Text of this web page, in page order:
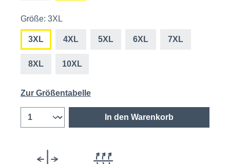
Größe: 3XL
3XL 4XL 5XL 6XL 7XL
8XL 10XL
Zur Größentabelle
In den Warenkorb